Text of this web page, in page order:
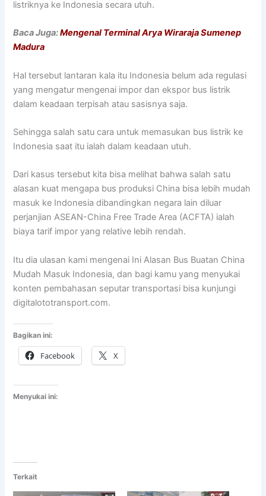
listriknya ke Indonesia secara utuh.
Baca Juga:Mengenal Terminal Arya Wiraraja Sumenep
Madura
Hal tersebut lantaran kala itu Indonesia belum ada regulasi
yang mengatur mengenai impor dan ekspor bus listrik
dalam keadaan terpisah atau sasisnya saja.
Sehingga salah satu cara untuk memasukan bus listrik ke
Indonesia saat itu ialah dalam keadaan utuh.
Dari kasus tersebut kita bisa melihat bahwa salah satu
alasan kuat mengapa bus produksi China bisa lebih mudah
masuk ke Indonesia dibandingkan negara lain diluar
perjanjian ASEAN-China Free Trade Area (ACFTA) ialah
biaya tarif impor yang relative lebih rendah.
Itu dia ulasan kami mengenai Ini Alasan Bus Buatan China
Mudah Masuk Indonesia, dan bagi kamu yang menyukai
konten pembahasan seputar transportasi bisa kunjungi
digitalototransport.com.
Bagikan ini:
Facebook X
Menyukai ini:
Terkait